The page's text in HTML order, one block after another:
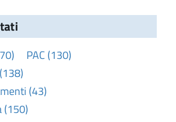
PAC (130)
(43)
(150)